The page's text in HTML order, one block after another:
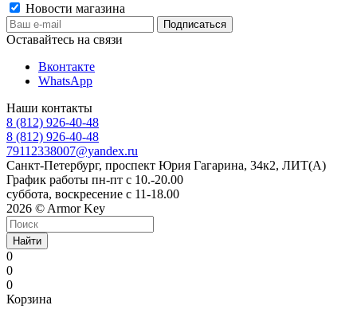
Новости магазина
Оставайтесь на связи
Вконтакте
WhatsApp
Наши контакты
8 (812) 926-40-48
8 (812) 926-40-48
79112338007@yandex.ru
Санкт-Петербург, проспект Юрия Гагарина, 34к2, ЛИТ(А)
График работы пн-пт с 10.-20.00
суббота, воскресение с 11-18.00
2026 © Armor Key
Найти
0
0
0
Корзина